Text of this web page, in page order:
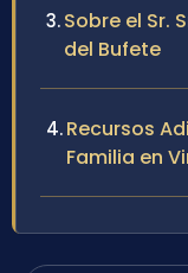
Sobre el Sr.
del Bufete
Recursos
Familia en